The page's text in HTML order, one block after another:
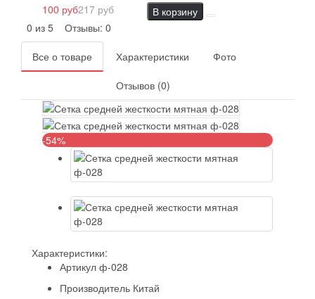
100 руб217 руб
В корзину
0 из 5
Отзывы: 0
Все о товаре Характеристики Фото
Отзывов (0)
-54%
Характеристики:
Артикул ф-028
Производитель Китай